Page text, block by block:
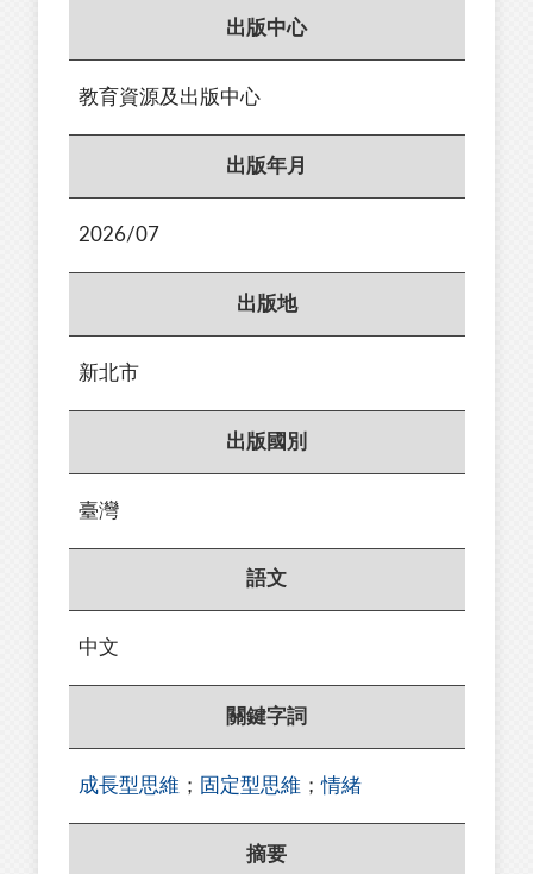
出版中心
教育資源及出版中心
出版年月
2026/07
出版地
新北市
出版國別
臺灣
語文
中文
關鍵字詞
成長型思維 ； 固定型思維 ；情緒
摘要